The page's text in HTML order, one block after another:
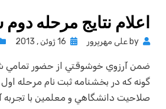
اعلام نتايج مرحله دوم سال
by علی مهرپرور
Posted
16 ژوئن , 2013
ضمن آرزوي خوشوقتي از حضور تمامي
گونه كه در بخشنامه ثبت نام مرحله
صلاحيت دانشگاهي و معلمين با